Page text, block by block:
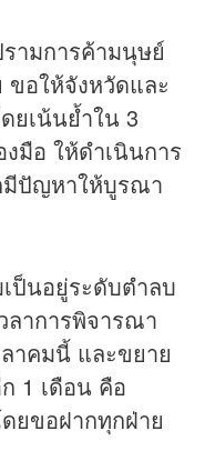
ามการค้ามนุษย์
ขอให้จังหวัดและ
ยเน้นย้ำใน 3
มือ ให้ดำเนินการ
มีปัญหาให้บูรณา
ป็นอยู่ระดับตำลบ
ลาการพิจารณา
าคมนี้ และขยาย
1 เดือน คือ
ยขอฝากทุกฝ่าย